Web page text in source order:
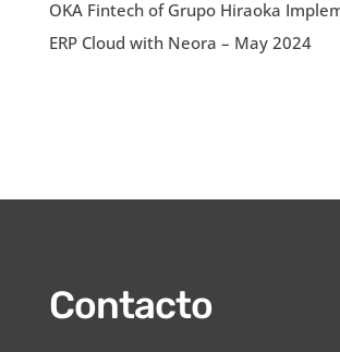
OKA Fintech of Grupo Hiraoka
ERP Cloud with Neora – May 2024
Contacto